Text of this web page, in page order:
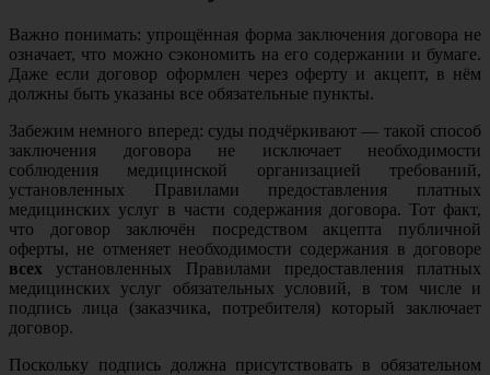
Важно понимать: упрощённая форма заключения договора не
означает, что можно сэкономить на его содержании и бумаге.
Даже если договор оформлен через оферту и акцепт, в нём
должны быть указаны все обязательные пункты.
Забежим немного вперед: суды подчёркивают — такой способ
заключения договора не исключает необходимости
соблюдения медицинской организацией требований,
установленных Правилами предоставления платных
медицинских услуг в части содержания договора. Тот факт,
что договор заключён посредством акцепта публичной
оферты, не отменяет необходимости содержания в договоре
всех установленных Правилами предоставления платных
медицинских услуг обязательных условий, в том числе и
подпись лица (заказчика, потребителя) который заключает
договор.
Поскольку подпись должна присутствовать в обязательном